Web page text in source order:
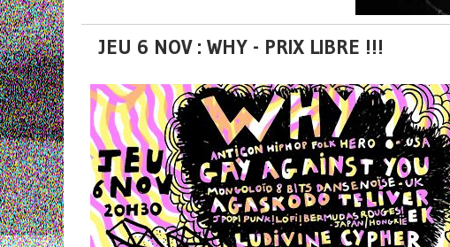
JEU 6 NOV : WHY - PRIX LIBRE !!!